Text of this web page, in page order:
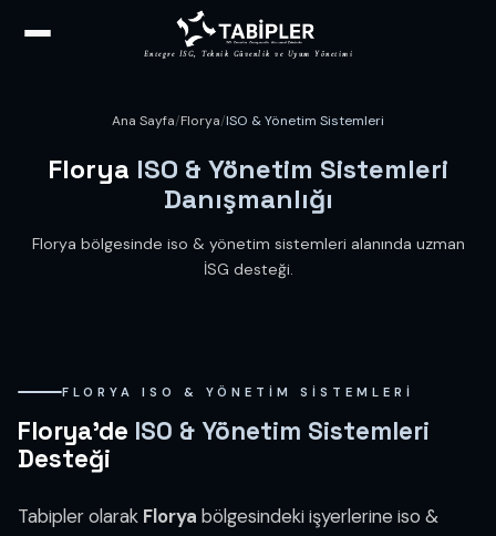
Entegre İSG, Teknik Güvenlik ve Uyum Yönetimi
Ana Sayfa/Florya/ISO & Yönetim Sistemleri
Florya ISO & Yönetim Sistemleri
Danışmanlığı
Florya bölgesinde iso & yönetim sistemleri alanında uzman
İSG desteği.
FLORYA ISO & YÖNETIM SISTEMLERI
Florya'de ISO & Yönetim Sistemleri
Desteği
Tabipler olarak Florya bölgesindeki işyerlerine iso &